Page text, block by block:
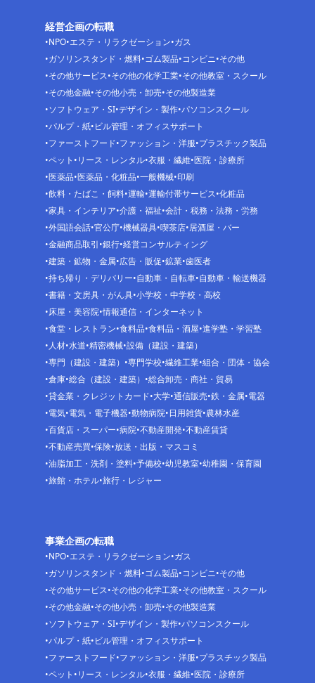
経営企画の転職
NPO エステ・リラクゼーション ガス
ガソリンスタンド・燃料 ゴム製品 コンビニ その他
その他サービス その他の化学工業 その他教室・スクール
その他金融 その他小売・卸売 その他製造業
ソフトウェア・SI デザイン・製作 パソコンスクール
パルプ・紙 ビル管理・オフィスサポート
ファーストフード ファッション・洋服 プラスチック製品
ペット リース・レンタル 衣服・繊維 医院・診療所
医薬品 医薬品・化粧品 一般機械 印刷
飲料・たばこ・飼料 運輸 運輸付帯サービス 化粧品
家具・インテリア 介護・福祉 会計・税務・法務・労務
外国語会話 官公庁 機械器具 喫茶店 居酒屋・バー
金融商品取引 銀行 経営コンサルティング
建築・鉱物・金属 広告・販促 鉱業 歯医者
持ち帰り・デリバリー 自動車・自転車 自動車・輸送機器
書籍・文房具・がん具 小学校・中学校・高校
床屋・美容院 情報通信・インターネット
食堂・レストラン 食料品 食料品・酒屋 進学塾・学習塾
人材 水道 精密機械 設備（建設・建築）
専門（建設・建築）
専門学校 繊維工業 組合・団体・協会
倉庫 総合（建設・建築）
総合卸売・商社・貿易
貸金業・クレジットカード 大学 通信販売 鉄・金属 電器
電気 電気・電子機器 動物病院 日用雑貨 農林水産
百貨店・スーパー 病院 不動産開発 不動産賃貸
不動産売買 保険 放送・出版・マスコミ
油脂加工・洗剤・塗料 予備校 幼児教室 幼稚園・保育園
旅館・ホテル 旅行・レジャー
事業企画の転職
NPO エステ・リラクゼーション ガス
ガソリンスタンド・燃料 ゴム製品 コンビニ その他
その他サービス その他の化学工業 その他教室・スクール
その他金融 その他小売・卸売 その他製造業
ソフトウェア・SI デザイン・製作 パソコンスクール
パルプ・紙 ビル管理・オフィスサポート
ファーストフード ファッション・洋服 プラスチック製品
ペット リース・レンタル 衣服・繊維 医院・診療所